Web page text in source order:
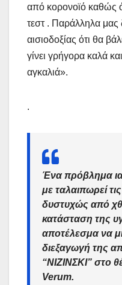
από κορονοϊό καθώς
τεστ . Παράλληλα μας
αισιοδοξίας ότι θα
γίνει γρήγορα καλά
αγκαλιά».
.
Ένα πρόβλημα
με ταλαιπωρεί
δυστυχώς από
κατάσταση της
αποτέλεσμα να
διεξαγωγή της
“ΝΙΖΙΝΣΚΙ” στο
Verum.